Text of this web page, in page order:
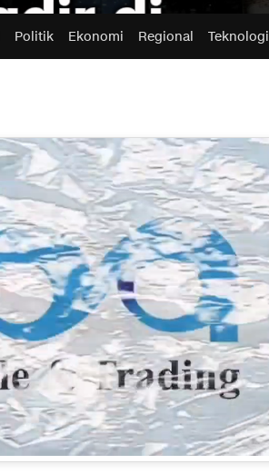
Politik Ekonomi Regional Teknologi